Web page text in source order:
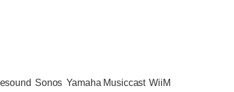
Sonos Yamaha Musiccast WiiM